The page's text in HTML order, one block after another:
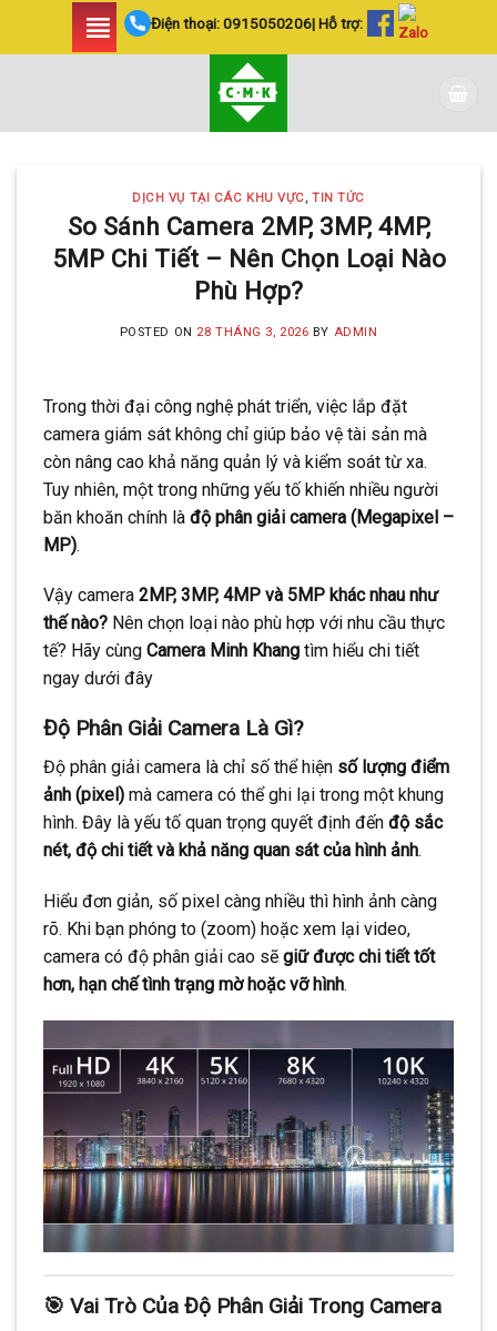
Điện thoại:0915050206| Hỗ trợ:
DỊCH VỤ TẠI CÁC KHU VỰC,TIN TỨC
So Sánh Camera 2MP, 3MP, 4MP,
5MP Chi Tiết – Nên Chọn Loại Nào
Phù Hợp?
POSTED ON 28 THÁNG 3, 2026 BY ADMIN
Trong thời đại công nghệ phát triển, việc lắp đặt
camera giám sát không chỉ giúp bảo vệ tài sản mà
còn nâng cao khả năng quản lý và kiểm soát từ xa.
Tuy nhiên, một trong những yếu tố khiến nhiều người
băn khoăn chính là độ phân giải camera (Megapixel –
MP).
Vậy camera 2MP, 3MP, 4MP và 5MP khác nhau như
thế nào? Nên chọn loại nào phù hợp với nhu cầu thực
tế? Hãy cùng Camera Minh Khang tìm hiểu chi tiết
ngay dưới đây
Độ Phân Giải Camera Là Gì?
Độ phân giải camera là chỉ số thể hiện số lượng điểm
ảnh (pixel) mà camera có thể ghi lại trong một khung
hình. Đây là yếu tố quan trọng quyết định đến độ sắc
nét, độ chi tiết và khả năng quan sát của hình ảnh.
Hiểu đơn giản, số pixel càng nhiều thì hình ảnh càng
rõ. Khi bạn phóng to (zoom) hoặc xem lại video,
camera có độ phân giải cao sẽ giữ được chi tiết tốt
hơn, hạn chế tình trạng mờ hoặc vỡ hình.
🎯 Vai Trò Của Độ Phân Giải Trong Camera